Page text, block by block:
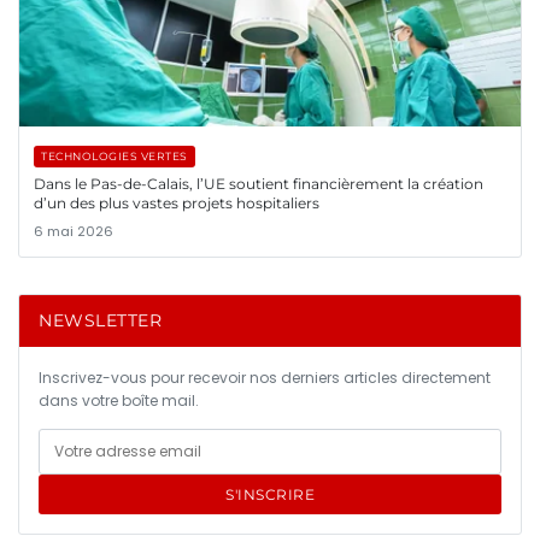
TECHNOLOGIES VERTES
Dans le Pas-de-Calais, l’UE soutient financièrement la création
d’un des plus vastes projets hospitaliers
6 mai 2026
NEWSLETTER
Inscrivez-vous pour recevoir nos derniers articles directement
dans votre boîte mail.
S'INSCRIRE